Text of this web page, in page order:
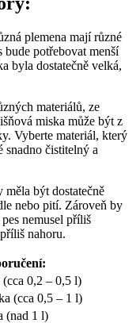
plemena mají různé
potřebovat menší
byla dostatečně velká,
materiálů, ze
miska může být z
Vyberte materiál, který
snadno čistitelný a
měla být dostatečně
nebo pití. Zároveň by
nemusel příliš
nahoru.
0,2 – 0,5 l)
(cca 0,5 – 1 l)
(nad 1 l)